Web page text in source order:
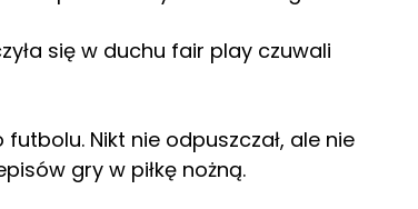
się w duchu fair play czuwali
Nikt nie odpuszczał, ale nie
gry w piłkę nożną.